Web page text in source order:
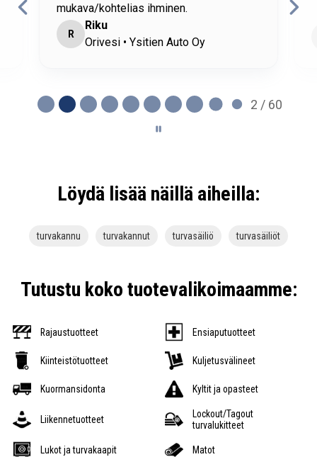
mukava/kohtelias ihminen.
R
Riku
Orivesi • Ysitien Auto Oy
2 / 60
Löydä lisää näillä aiheilla:
turvakannu turvakannut turvasäiliö turvasäiliöt
Tutustu koko tuotevalikoimaamme:
Rajaustuotteet Ensiaputuotteet
Kiinteistötuotteet Kuljetusvälineet
Kuormansidonta Kyltit ja opasteet
Liikennetuotteet
Lockout/Tagout
turvalukitteet
Lukot ja turvakaapit Matot